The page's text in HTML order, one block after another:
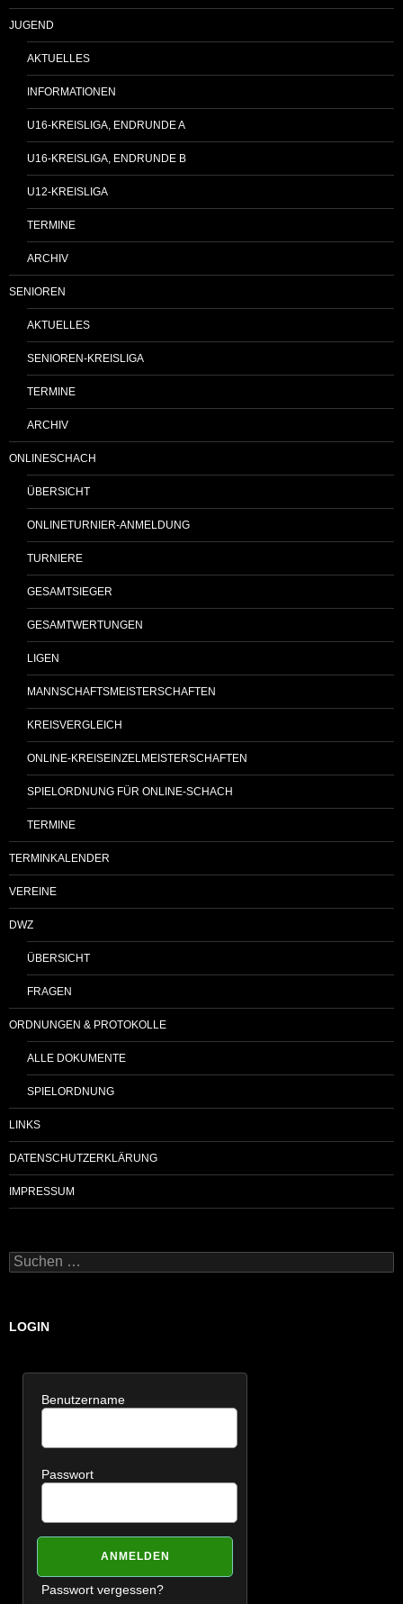
JUGEND
AKTUELLES
INFORMATIONEN
U16-KREISLIGA, ENDRUNDE A
U16-KREISLIGA, ENDRUNDE B
U12-KREISLIGA
TERMINE
ARCHIV
SENIOREN
AKTUELLES
SENIOREN-KREISLIGA
TERMINE
ARCHIV
ONLINESCHACH
ÜBERSICHT
ONLINETURNIER-ANMELDUNG
TURNIERE
GESAMTSIEGER
GESAMTWERTUNGEN
LIGEN
MANNSCHAFTSMEISTERSCHAFTEN
KREISVERGLEICH
ONLINE-KREISEINZELMEISTERSCHAFTEN
SPIELORDNUNG FÜR ONLINE-SCHACH
TERMINE
TERMINKALENDER
VEREINE
DWZ
ÜBERSICHT
FRAGEN
ORDNUNGEN & PROTOKOLLE
ALLE DOKUMENTE
SPIELORDNUNG
LINKS
DATENSCHUTZERKLÄRUNG
IMPRESSUM
Suchen
nach:
LOGIN
Benutzername
Passwort
Passwort vergessen?